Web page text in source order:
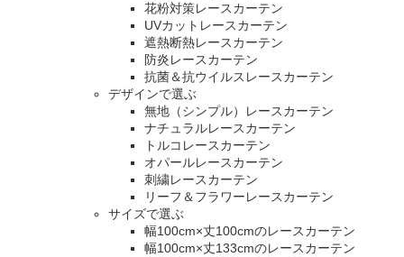
花粉対策レースカーテン
UVカットレースカーテン
遮熱断熱レースカーテン
防炎レースカーテン
抗菌＆抗ウイルスレースカーテン
デザインで選ぶ
無地（シンプル）レースカーテン
ナチュラルレースカーテン
トルコレースカーテン
オパールレースカーテン
刺繍レースカーテン
リーフ＆フラワーレースカーテン
サイズで選ぶ
幅100cm×丈100cmのレースカーテン
幅100cm×丈133cmのレースカーテン